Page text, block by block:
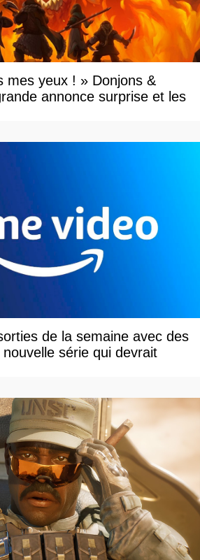
mes yeux ! » Donjons &
annonce surprise et les
de la semaine avec des
série qui devrait